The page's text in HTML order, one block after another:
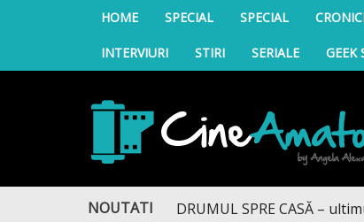
HOME SPECIAL SPECIAL
INTERVIURI STIRI SERIALE GEEK
CineAmator
NOUTATIDRUMUL SPRE CASĂ – ultimul